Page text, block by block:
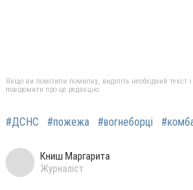
Якщо ви помітили помилку, виділіть необхідний текст
повідомити про це редакцію
#ДСНС #пожежа #вогнеборці
Книш Маргарита
Журналіст